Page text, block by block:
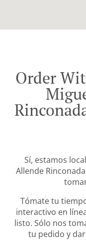
Order
Sí, estamos
Allende
Tómate tu
interactivo en
listo. Sólo nos
tu pedido y